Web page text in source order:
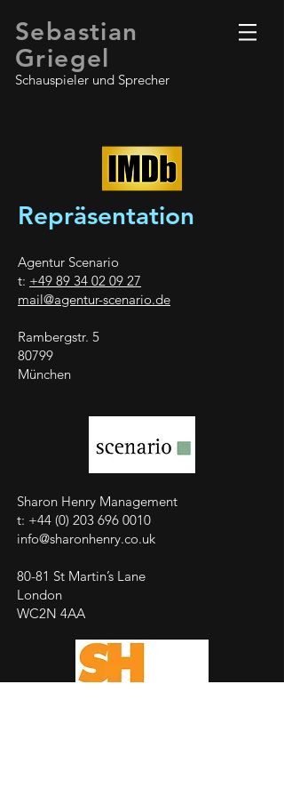
Sebastian
Griegel
Schauspieler und Sprecher
Repräsentation
Agentur Scenario
t: +49 89 34 02 09 27
mail@agentur-scenario.de
Rambergstr. 5
80799
München
Sharon Henry Management
t: +44 (0) 203 696 0010
info@sharonhenry.co.uk
80-81 St Martin’s Lane
London
WC2N 4AA